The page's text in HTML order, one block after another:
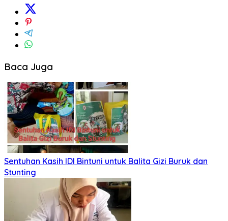
Baca Juga
Sentuhan Kasih IDI Bintuni untuk Balita Gizi Buruk dan
Stunting